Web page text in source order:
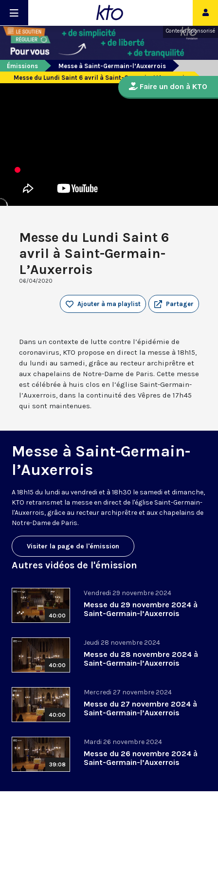
Contenu sponsorisé
Émissions
Messe à Saint-Germain-l’Auxerrois
Messe du Lundi Saint 6 avril à Saint-Germain-L’Auxerrois
Messe du Lundi Saint 6
avril à Saint-Germain-
L’Auxerrois
06/04/2020
Partager
Ajouter à ma playlist
Dans un contexte de lutte contre l’épidémie de
coronavirus, KTO propose en direct la messe à 18h15,
du lundi au samedi, grâce au recteur archiprêtre et
aux chapelains de Notre-Dame de Paris. Cette messe
est célébrée à huis clos en l’église Saint-Germain-
l’Auxerrois, dans la continuité des Vêpres de 17h45
qui sont maintenues.
Messe à Saint-Germain-
l’Auxerrois
A 18h15 du lundi au vendredi et à 18h30 le samedi et dimanche,
KTO retransmet la messe en direct de l'église Saint-Germain-
l'Auxerrois, grâce au recteur archiprêtre et aux chapelains de
Notre-Dame de Paris.
Visiter la page de l'émission
Autres vidéos de l'émission
40:00
Vendredi 29 novembre 2024
Messe du 29 novembre 2024 à
Saint-Germain-l’Auxerrois
40:00
Jeudi 28 novembre 2024
Messe du 28 novembre 2024 à
Saint-Germain-l’Auxerrois
40:00
Mercredi 27 novembre 2024
Messe du 27 novembre 2024 à
Saint-Germain-l’Auxerrois
39:08
Mardi 26 novembre 2024
Messe du 26 novembre 2024 à
Saint-Germain-l’Auxerrois
Faire un don à KTO